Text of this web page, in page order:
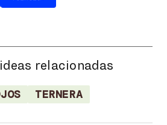
relacionadas
TERNERA